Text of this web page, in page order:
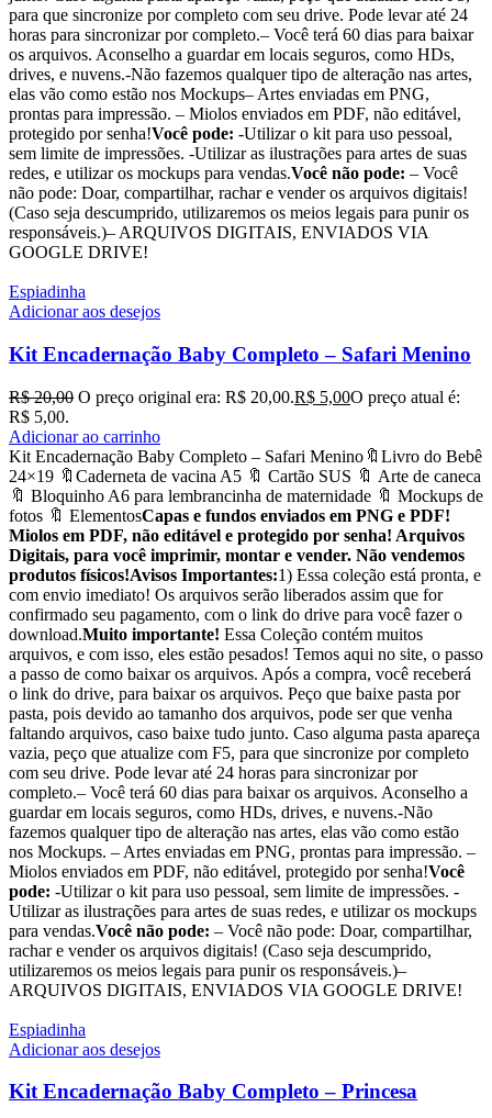
para que sincronize por completo com seu drive. Pode levar até 24
horas para sincronizar por completo.– Você terá 60 dias para baixar
os arquivos. Aconselho a guardar em locais seguros, como HDs,
drives, e nuvens.-Não fazemos qualquer tipo de alteração nas artes,
elas vão como estão nos Mockups– Artes enviadas em PNG,
prontas para impressão. – Miolos enviados em PDF, não editável,
protegido por senha!Você pode: -Utilizar o kit para uso pessoal,
sem limite de impressões. -Utilizar as ilustrações para artes de suas
redes, e utilizar os mockups para vendas.Você não pode: – Você
não pode: Doar, compartilhar, rachar e vender os arquivos digitais!
(Caso seja descumprido, utilizaremos os meios legais para punir os
responsáveis.)– ARQUIVOS DIGITAIS, ENVIADOS VIA
GOOGLE DRIVE!
Espiadinha
Adicionar aos desejos
Kit Encadernação Baby Completo – Safari Menino
R$20,00 O preço original era: R$ 20,00.R$ 5,00O preço atual é:
R$ 5,00.
Adicionar ao carrinho
Kit Encadernação Baby Completo – Safari Menino🔖Livro do Bebê
24×19 🔖Caderneta de vacina A5 🔖 Cartão SUS 🔖 Arte de caneca
🔖 Bloquinho A6 para lembrancinha de maternidade 🔖 Mockups de
fotos 🔖 ElementosCapas e fundos enviados em PNG e PDF!
Miolos em PDF, não editável e protegido por senha! Arquivos
Digitais, para você imprimir, montar e vender. Não vendemos
produtos físicos!Avisos Importantes:1) Essa coleção está pronta, e
com envio imediato! Os arquivos serão liberados assim que for
confirmado seu pagamento, com o link do drive para você fazer o
download.Muito importante! Essa Coleção contém muitos
arquivos, e com isso, eles estão pesados! Temos aqui no site, o passo
a passo de como baixar os arquivos. Após a compra, você receberá
o link do drive, para baixar os arquivos. Peço que baixe pasta por
pasta, pois devido ao tamanho dos arquivos, pode ser que venha
faltando arquivos, caso baixe tudo junto. Caso alguma pasta apareça
vazia, peço que atualize com F5, para que sincronize por completo
com seu drive. Pode levar até 24 horas para sincronizar por
completo.– Você terá 60 dias para baixar os arquivos. Aconselho a
guardar em locais seguros, como HDs, drives, e nuvens.-Não
fazemos qualquer tipo de alteração nas artes, elas vão como estão
nos Mockups. – Artes enviadas em PNG, prontas para impressão. –
Miolos enviados em PDF, não editável, protegido por senha!Você
pode: -Utilizar o kit para uso pessoal, sem limite de impressões. -
Utilizar as ilustrações para artes de suas redes, e utilizar os mockups
para vendas.Você não pode: – Você não pode: Doar, compartilhar,
rachar e vender os arquivos digitais! (Caso seja descumprido,
utilizaremos os meios legais para punir os responsáveis.)–
ARQUIVOS DIGITAIS, ENVIADOS VIA GOOGLE DRIVE!
Espiadinha
Adicionar aos desejos
Kit Encadernação Baby Completo – Princesa